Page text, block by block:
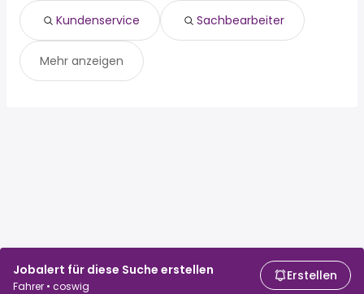
Jobalert für diese Suche erstellen
Fahrer • coswig
Erstellen
Kundenservice Sachbearbeiter
Mehr anzeigen